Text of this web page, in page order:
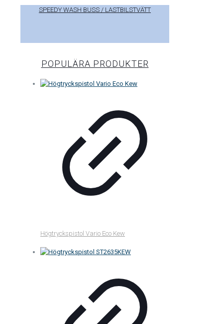
SPEEDY WASH BUSS / LASTBILSTVÄTT
POPULÄRA PRODUKTER
Högtryckspistol Vario Eco Kew